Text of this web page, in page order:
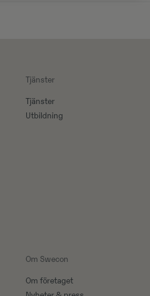
Tjänster
Tjänster
Utbildning
Om Swecon
Om företaget